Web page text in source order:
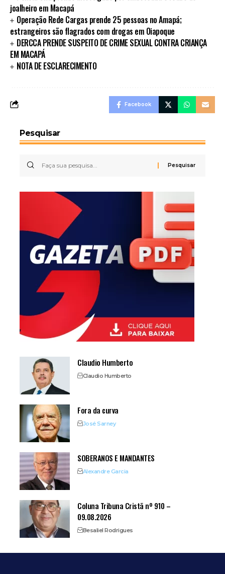
joalheiro em Macapá
Operação Rede Cargas prende 25 pessoas no Amapá;
estrangeiros são flagrados com drogas em Oiapoque
DERCCA PRENDE SUSPEITO DE CRIME SEXUAL CONTRA CRIANÇA
EM MACAPÁ
NOTA DE ESCLARECIMENTO
Facebook
Pesquisar
Claudio Humberto
Claudio Humberto
Fora da curva
José Sarney
SOBERANOS E MANDANTES
Alexandre Garcia
Coluna Tribuna Cristã nº 910 –
09.08.2026
Besaliel Rodrigues